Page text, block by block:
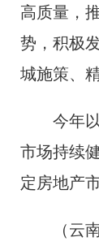
高质量，
势，积极
城施策、
今年以
市场持续
定房地产市
（云南